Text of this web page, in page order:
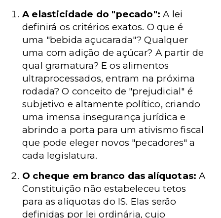
A elasticidade do "pecado": A lei
definirá os critérios exatos. O que é
uma "bebida açucarada"? Qualquer
uma com adição de açúcar? A partir de
qual gramatura? E os alimentos
ultraprocessados, entram na próxima
rodada? O conceito de "prejudicial" é
subjetivo e altamente político, criando
uma imensa insegurança jurídica e
abrindo a porta para um ativismo fiscal
que pode eleger novos "pecadores" a
cada legislatura.
O cheque em branco das alíquotas: A
Constituição não estabeleceu tetos
para as alíquotas do IS. Elas serão
definidas por lei ordinária, cujo